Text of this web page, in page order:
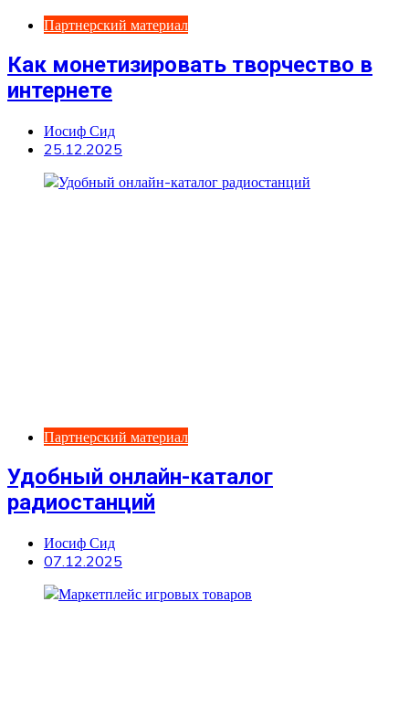
Партнерский материал
Как монетизировать творчество в
интернете
Иосиф Сид
25.12.2025
Партнерский материал
Удобный онлайн-каталог
радиостанций
Иосиф Сид
07.12.2025